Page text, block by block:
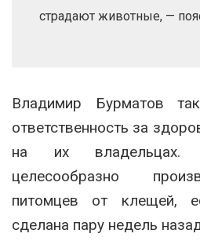
страдают животные, —
Владимир Бурматов
ответственность за
на их владельцах.
целесообразно
питомцев от клещей,
сделана пару недель